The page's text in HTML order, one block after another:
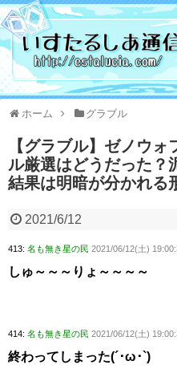
ホーム グラブル
【グラブル】ゼノウ
ル厳選はどうだった？
結果は明暗が分かれる
2021/6/12
413: 名も無き星の民 2021/06/12(土)
しゅ～～～りょ～～～～
414: 名も無き星の民 2021/06/12(土)
終わってしまった(´･ω･`)